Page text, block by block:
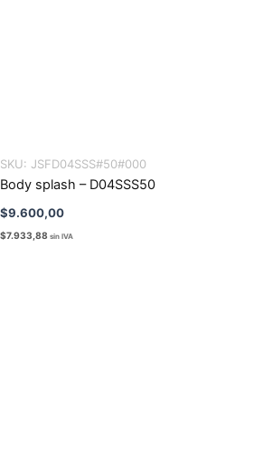
SKU: JSFD04SSS#50#000
Body splash – D04SSS50
$9.600,00
$7.933,88 sin IVA